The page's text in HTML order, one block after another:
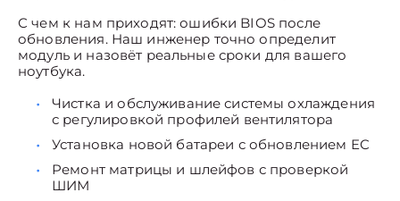
С чем к нам приходят: ошибки BIOS после
обновления. Наш инженер точно определит
модуль и назовёт реальные сроки для вашего
ноутбука.
Чистка и обслуживание системы охлаждения
с регулировкой профилей вентилятора
Установка новой батареи с обновлением EC
Ремонт матрицы и шлейфов с проверкой
ШИМ